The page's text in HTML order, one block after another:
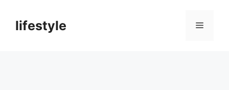
lifestyle 메